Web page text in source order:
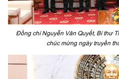
Đồng chí Nguyễn Văn Quyết, Bí thư
chúc mừng ngày truyền